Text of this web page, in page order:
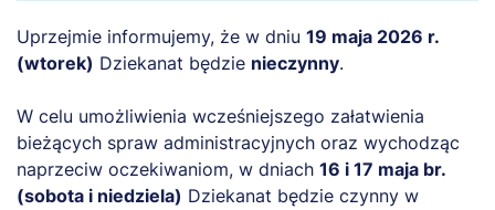
Uprzejmie informujemy, że w dniu 19 maja 2026 r.
(wtorek) Dziekanat będzie nieczynny.
W celu umożliwienia wcześniejszego załatwienia
bieżących spraw administracyjnych oraz wychodząc
naprzeciw oczekiwaniom, w dniach 16 i 17 maja br.
(sobota i niedziela) Dziekanat będzie czynny w